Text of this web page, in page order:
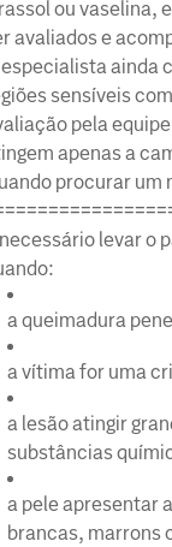
ou vaselina,
avaliados e
ainda
sensíveis
pela
apenas a
procurar um
levar o
a queimadura
a vítima for uma
a lesão atingir
substâncias
a pele apresentar
brancas, marrons